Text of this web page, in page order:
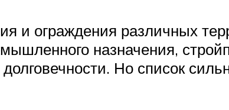
и ограждения различных
назначения,
Но список